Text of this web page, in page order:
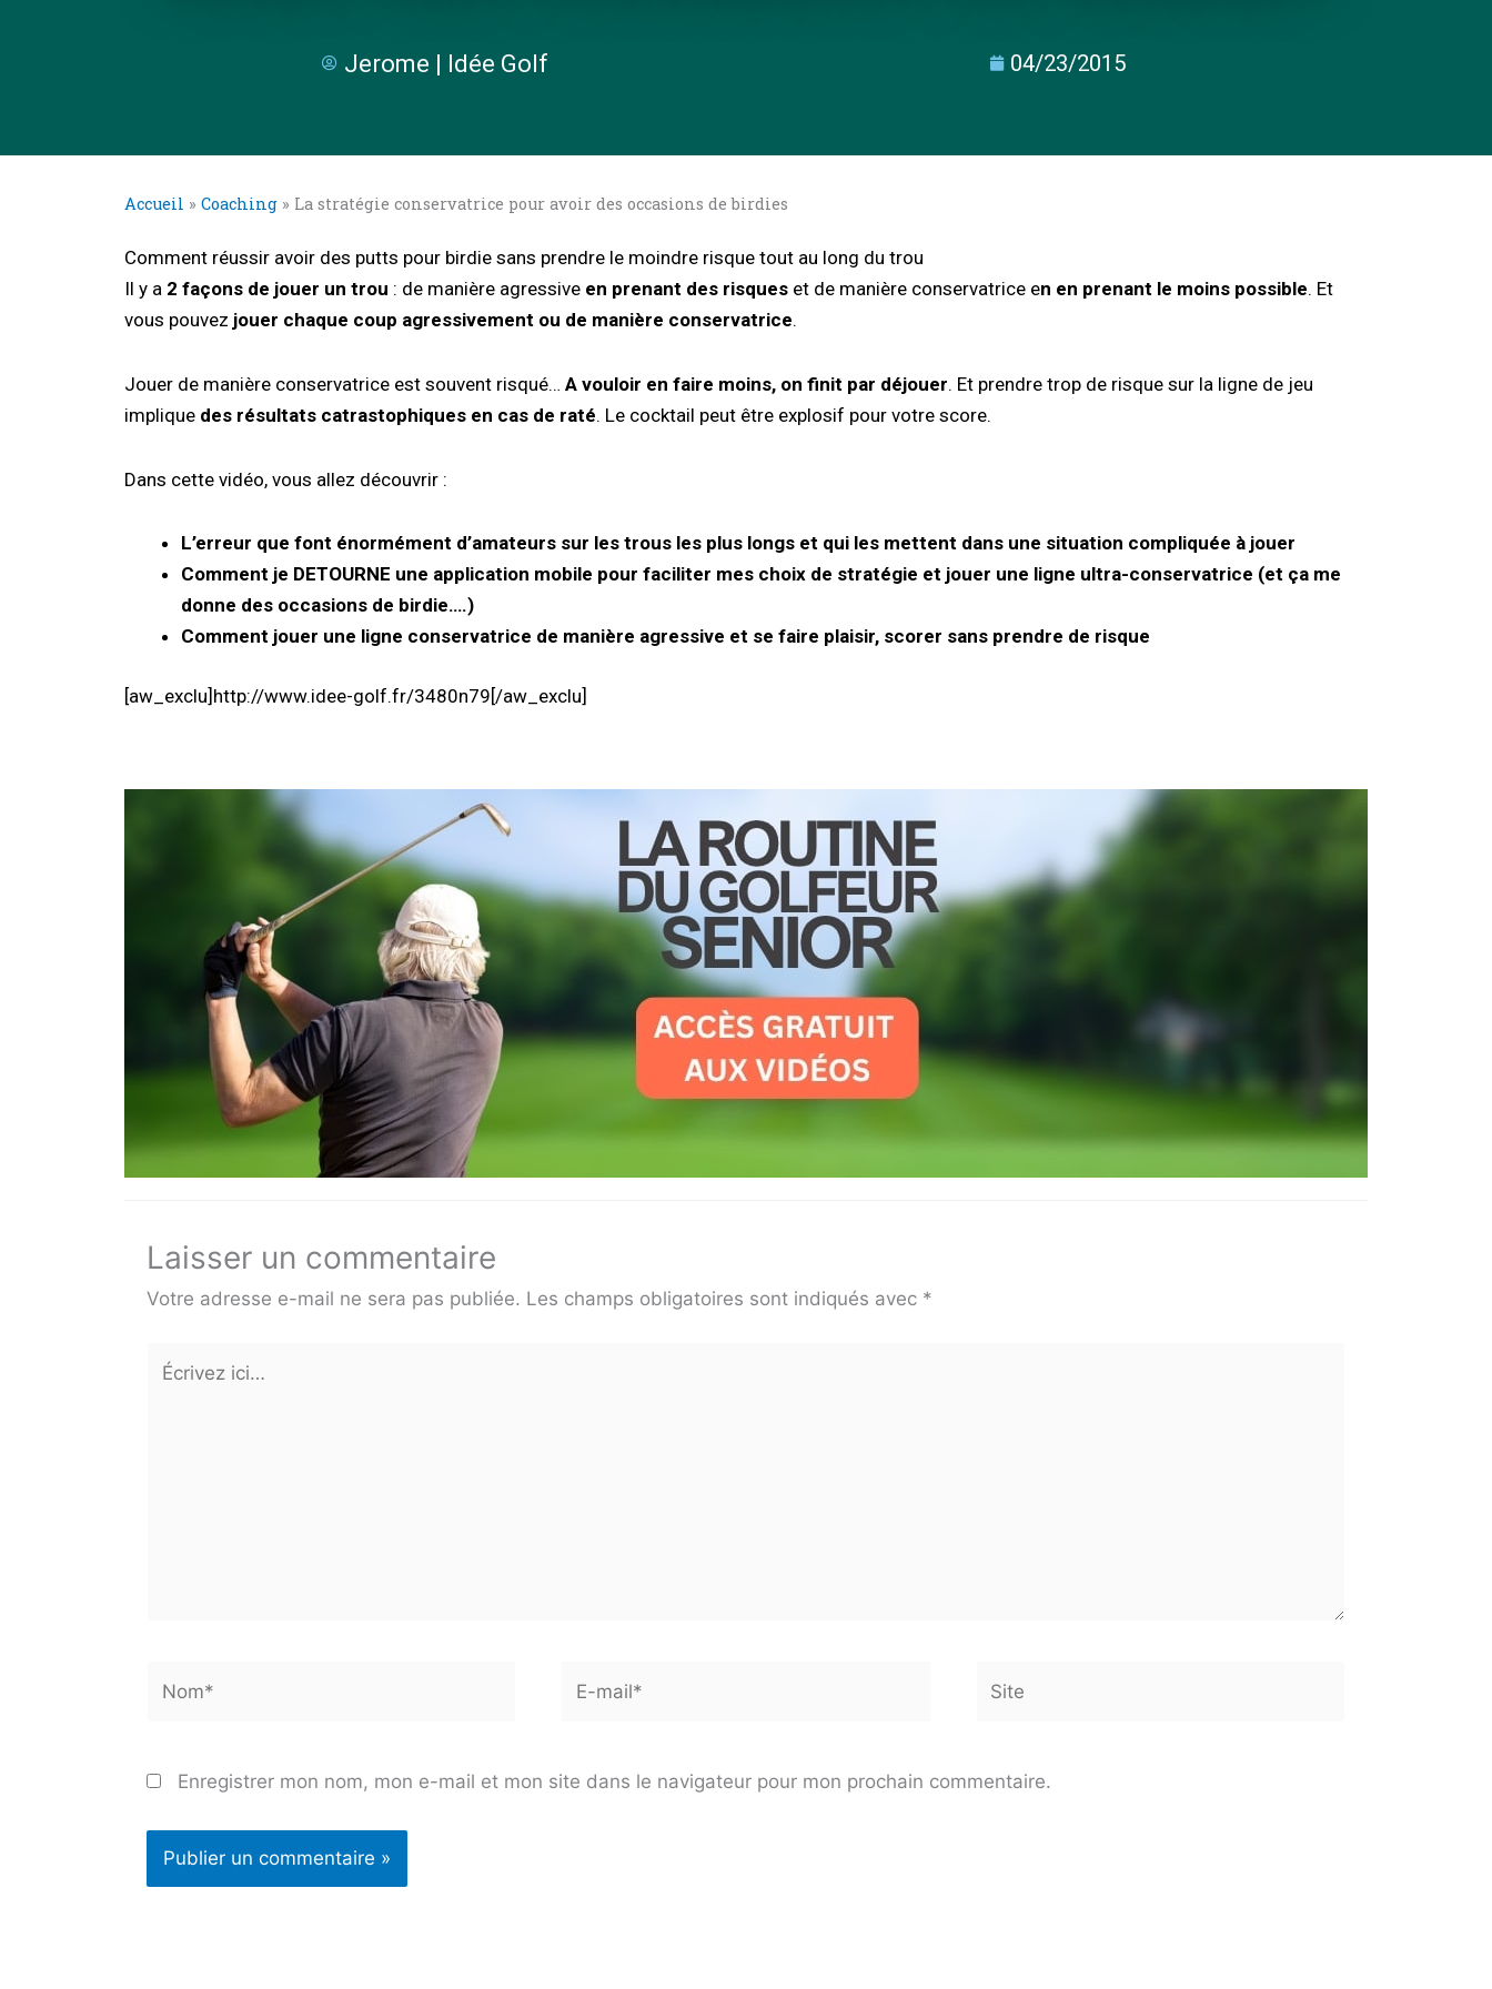
Jerome | Idée Golf 04/23/2015
Accueil » Coaching » La stratégie conservatrice pour avoir des occasions de birdies
Comment réussir avoir des putts pour birdie sans prendre le moindre risque tout au long du trou
Il y a 2 façons de jouer un trou : de manière agressive en prenant des risques et de manière conservatrice en en prenant le moins possible. Et
vous pouvez jouer chaque coup agressivement ou de manière conservatrice.
Jouer de manière conservatrice est souvent risqué… A vouloir en faire moins, on finit par déjouer. Et prendre trop de risque sur la ligne de jeu
implique des résultats catrastophiques en cas de raté. Le cocktail peut être explosif pour votre score.
Dans cette vidéo, vous allez découvrir :
L’erreur que font énormément d’amateurs sur les trous les plus longs et qui les mettent dans une situation compliquée à jouer
Comment je DETOURNE une application mobile pour faciliter mes choix de stratégie et jouer une ligne ultra-conservatrice (et ça me
donne des occasions de birdie….)
Comment jouer une ligne conservatrice de manière agressive et se faire plaisir, scorer sans prendre de risque
[aw_exclu]http://www.idee-golf.fr/3480n79[/aw_exclu]
Laisser un commentaire
Votre adresse e-mail ne sera pas publiée. Les champs obligatoires sont indiqués avec *
Écrivez
Enregistrer mon nom, mon e-mail et mon site dans le navigateur pour mon prochain commentaire.